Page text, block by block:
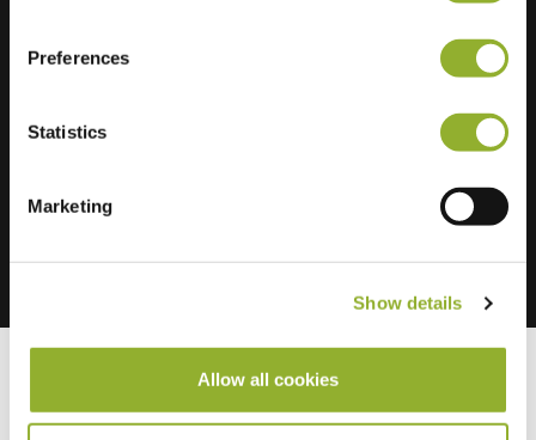
Preferences
Statistics
Marketing
Show details
Allow all cookies
Dodatkowe informacje